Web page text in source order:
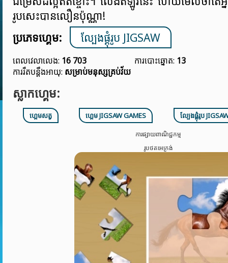
រូបសេះបានលឿនប៉ុណ្ណា!
ប្រភេទហ្គេម:
ល្បែងផ្គុំរូប JIGSAW
ពេលវេលាលេង: 16 703 ការបោះឆ្នោត: 13
ការរឹតបន្តឹងអាយុ: សម្រាប់មនុស្សគ្រប់វ័យ
ស្លាកហ្គេម:
ហ្គេមសត្វ ហ្គេម JIGSAW GAMES ល្បែងផ្គុំរូប
ការផ្សាយពាណិជ្ជកម្ម
រូបថតអេក្រង់